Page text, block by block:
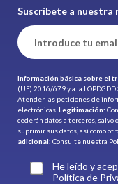
Suscríbete a
Información básica sobre el
(UE) 2016/679 y a la LOPDGDD
Atender las peticiones de
electrónicas. Legitimación:
cederán datos a terceros, salvo
suprimir sus datos, así como
adicional: Consulte nuestra
He leído y
Política de